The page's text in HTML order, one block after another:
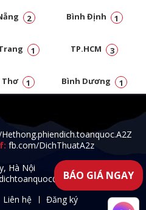
2 Bình Định 1
1 TP.HCM 3
Thơ 1 Bình Dương 1
f: fb.com/DichThuatA2z
Hà Nội
Liên hệ Đăng ký
BÁO GIÁ NGAY